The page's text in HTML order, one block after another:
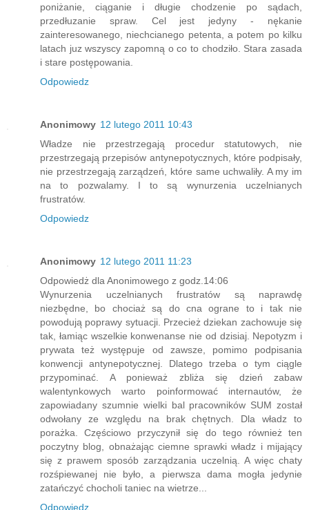
poniżanie, ciąganie i długie chodzenie po sądach,
przedłuzanie spraw. Cel jest jedyny - nękanie
zainteresowanego, niechcianego petenta, a potem po kilku
latach juz wszyscy zapomną o co to chodziło. Stara zasada
i stare postępowania.
Odpowiedz
Anonimowy 12 lutego 2011 10:43
Władze nie przestrzegają procedur statutowych, nie
przestrzegają przepisów antynepotycznych, które podpisały,
nie przestrzegają zarządzeń, które same uchwaliły. A my im
na to pozwalamy. I to są wynurzenia uczelnianych
frustratów.
Odpowiedz
Anonimowy 12 lutego 2011 11:23
Odpowiedż dla Anonimowego z godz.14:06
Wynurzenia uczelnianych frustratów są naprawdę
niezbędne, bo chociaż są do cna ograne to i tak nie
powodują poprawy sytuacji. Przecież dziekan zachowuje się
tak, łamiąc wszelkie konwenanse nie od dzisiaj. Nepotyzm i
prywata też występuje od zawsze, pomimo podpisania
konwencji antynepotycznej. Dlatego trzeba o tym ciągle
przypominać. A ponieważ zbliża się dzień zabaw
walentynkowych warto poinformować internautów, że
zapowiadany szumnie wielki bal pracowników SUM został
odwołany ze względu na brak chętnych. Dla władz to
porażka. Częściowo przyczynił się do tego również ten
poczytny blog, obnażając ciemne sprawki władz i mijający
się z prawem sposób zarządzania uczelnią. A więc chaty
rozśpiewanej nie było, a pierwsza dama mogła jedynie
zatańczyć chocholi taniec na wietrze...
Odpowiedz